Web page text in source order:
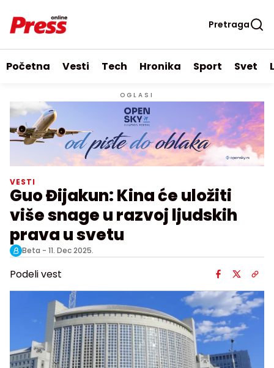
Pretraga
Početna Vesti Tech Hronika Sport Svet
OGLASI
VESTI
Guo Đijakun: Kina će uložiti
više snage u razvoj ljudskih
prava u svetu
Beta - 11. Dec 2025.
Podeli vest